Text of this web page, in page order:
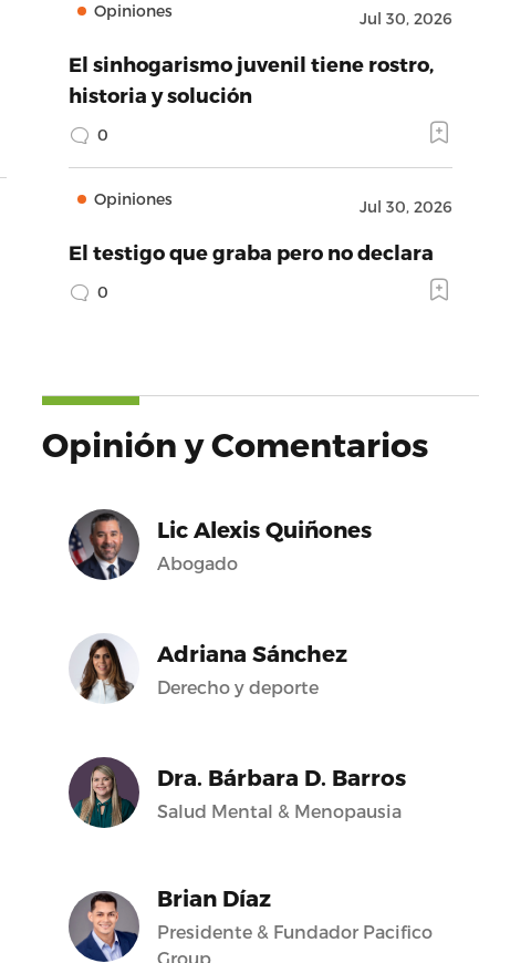
Opiniones Jul 30, 2026
El sinhogarismo juvenil tiene rostro,
historia y solución
0
Opiniones Jul 30, 2026
El testigo que graba pero no declara
0
Opinión y Comentarios
Lic Alexis Quiñones
Abogado
Adriana Sánchez
Derecho y deporte
Dra. Bárbara D. Barros
Salud Mental & Menopausia
Brian Díaz
Presidente & Fundador Pacifico
Group